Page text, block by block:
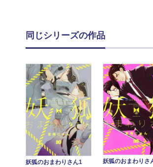
同じシリーズの作品
妖狐のおまわりさん1
妖狐のおまわりさ